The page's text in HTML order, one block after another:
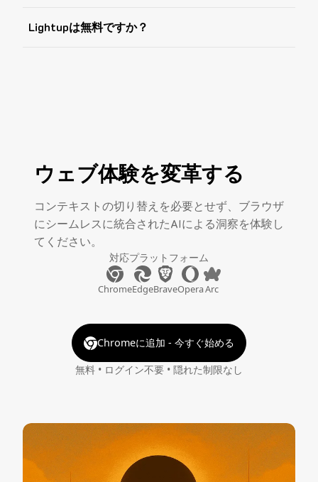
Lightupは無料ですか？
ウェブ体験を変革する
コンテキストの切り替えを必要とせず、ブラウザ
にシームレスに統合されたAIによる洞察を体験し
てください。
対応プラットフォーム
ChromeEdgeBraveOperaArc
Chromeに追加 - 今すぐ始める
無料 • ログイン不要 • 隠れた制限なし